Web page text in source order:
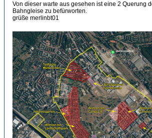
Von dieser warte aus gesehen ist eine 2 Querung
Bahngleise zu befürworten.
grüße merlinbt01